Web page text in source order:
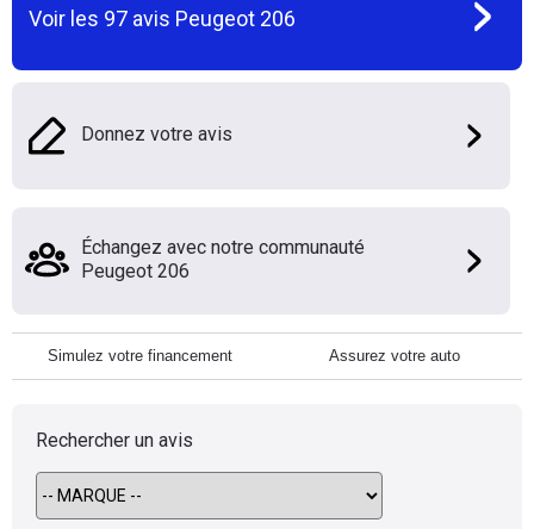
Voir les 97 avis Peugeot 206
Donnez votre avis
Échangez avec notre communauté
Peugeot 206
Simulez votre financement Assurez votre auto
Rechercher un avis